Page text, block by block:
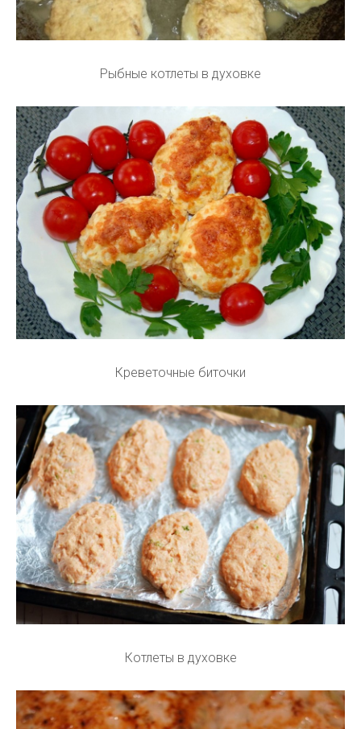
Рыбные котлеты в духовке
Креветочные биточки
Котлеты в духовке